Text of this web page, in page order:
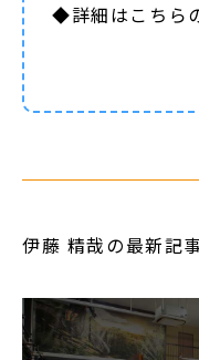
◆詳細はこちら
伊藤 精哉の最新記